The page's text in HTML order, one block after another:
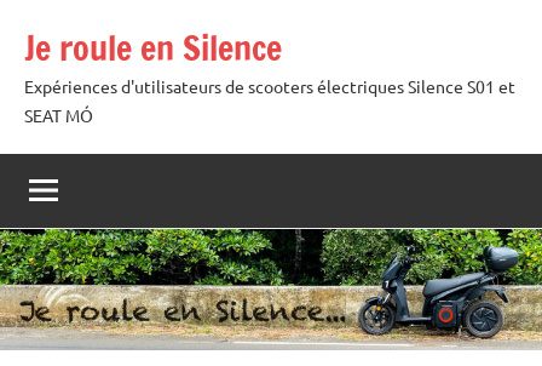
contenu
Je roule en Silence
Expériences d'utilisateurs de scooters électriques Silence S01 et
SEAT MÓ